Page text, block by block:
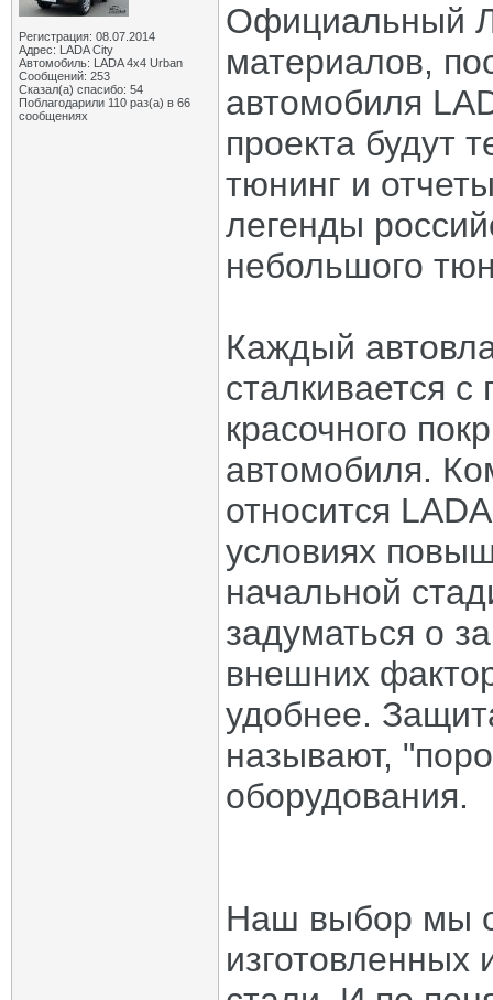
Регистрация: 08.07.2014
Адрес: LADA City
Автомобиль: LADA 4x4 Urban
Сообщений: 253
Сказал(а) спасибо: 54
Поблагодарили 110 раз(а) в 66
сообщениях
Официальный
материалов,
автомобиля
проекта будут
тюнинг и
легенды
небольшого
Каждый
сталкивается
красочного
автомобиля.
относится
условиях
начальной
задуматься о
внешних
удобнее.
называют,
оборудования.
Наш выбор мы